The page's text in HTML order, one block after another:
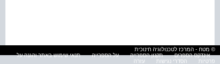
© מטח - המרכז לטכנולוגיה חינוכית
אינדקס הספרים
תקנון הספרייה על הספרייה
תנאי שימוש באתר והגנה על
פרטיות
הסדרי נגישות עזרה